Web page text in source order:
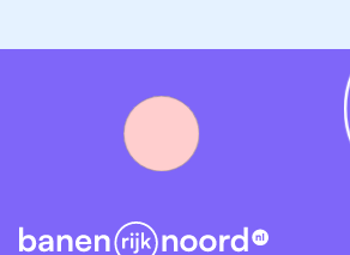
Heb je belangstelling voor deze
fantastisch om in een enthousiast
info@debontewever.nl